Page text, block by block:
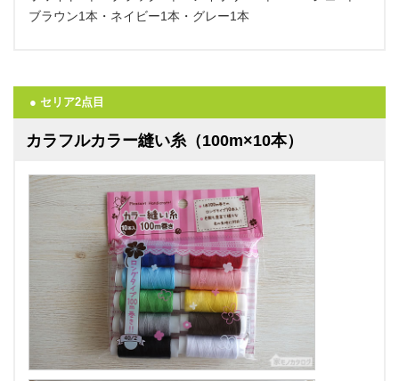
ブラウン1本・ネイビー1本・グレー1本
● セリア2点目
カラフルカラー縫い糸（100m×10本）